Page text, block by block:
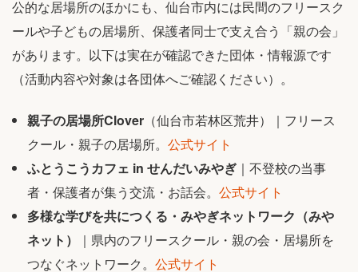
公的な居場所のほかにも、仙台市内には民間のフリースク
ールや子どもの居場所、保護者同士で支え合う「親の会」
があります。以下は実在が確認できた団体・情報源です
（活動内容や対象は各団体へご確認ください）。
親子の居場所Clover （仙台市若林区荒井）｜フリース
クール・親子の居場所。公式サイト
ふとうこうカフェ in せんだいみやぎ ｜不登校の当事
者・保護者が集う交流・お話会。公式サイト
多様な学びを共につくる・みやぎネットワーク（みや
ネット）
｜県内のフリースクール・親の会・居場所を
つなぐネットワーク。公式サイト